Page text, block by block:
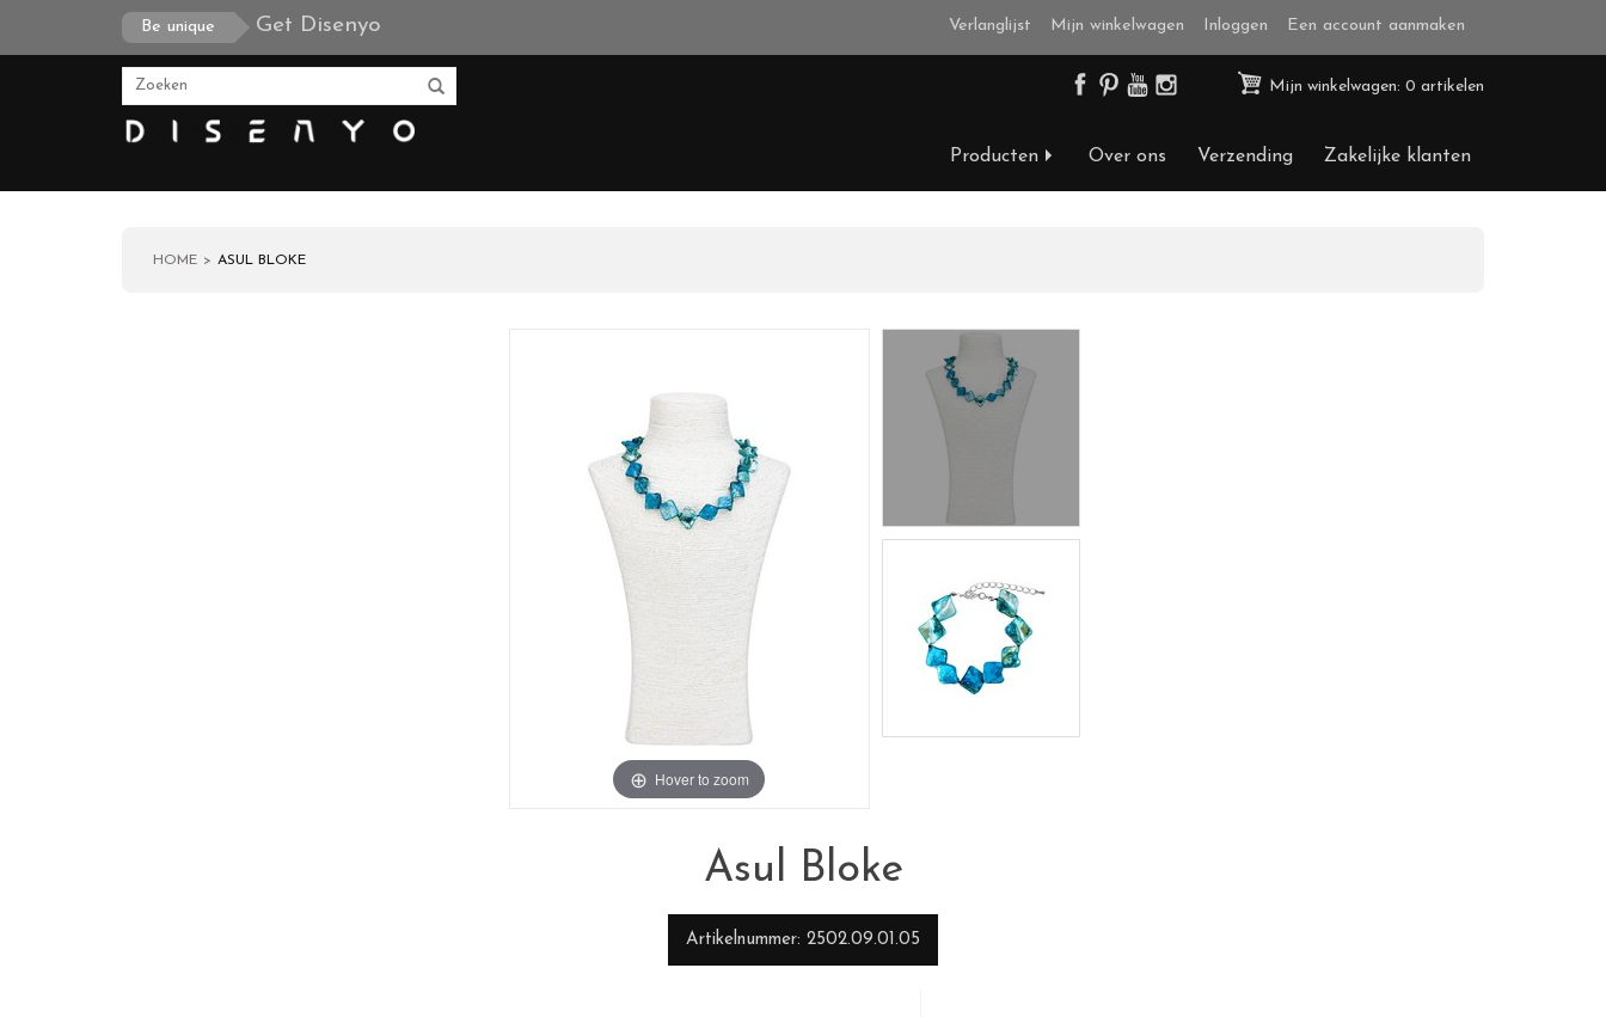
Be unique Get Disenyo Verlanglijst Mijn winkelwagen Inloggen Een account aanmaken
Mijn winkelwagen: 0 artikelen
Producten Over ons Verzending Zakelijke klanten
HOME ASUL BLOKE
Hover to zoom
Asul Bloke
Artikelnummer 2502.09.01.05